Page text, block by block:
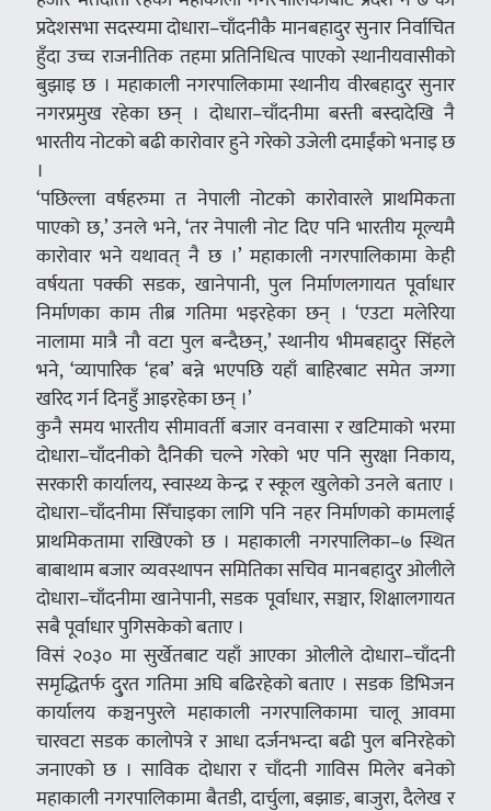
प्रदेशसभा सदस्यमा दोधारा–चाँदनीकै मानबहादुर सुनार निर्वाचित
हुँदा उच्च राजनीतिक तहमा प्रतिनिधित्व पाएको स्थानीयवासीको
बुझाइ छ । महाकाली नगरपालिकामा स्थानीय वीरबहादुर सुनार
नगरप्रमुख रहेका छन् । दोधारा–चाँदनीमा बस्ती बस्दादेखि नै
भारतीय नोटको बढी कारोवार हुने गरेको उजेली दमाईंको भनाइ छ
।
‘पछिल्ला वर्षहरुमा त नेपाली नोटको कारोवारले प्राथमिकता
पाएको छ,’ उनले भने, ‘तर नेपाली नोट दिए पनि भारतीय मूल्यमै
कारोवार भने यथावत् नै छ ।’ महाकाली नगरपालिकामा केही
वर्षयता पक्की सडक, खानेपानी, पुल निर्माणलगायत पूर्वाधार
निर्माणका काम तीब्र गतिमा भइरहेका छन् । ‘एउटा मलेरिया
नालामा मात्रै नौ वटा पुल बन्दैछन्,’ स्थानीय भीमबहादुर सिंहले
भने, ‘व्यापारिक ‘हब’ बन्ने भएपछि यहाँ बाहिरबाट समेत जग्गा
खरिद गर्न दिनहुँ आइरहेका छन् ।’
कुनै समय भारतीय सीमावर्ती बजार वनवासा र खटिमाको भरमा
दोधारा–चाँदनीको दैनिकी चल्ने गरेको भए पनि सुरक्षा निकाय,
सरकारी कार्यालय, स्वास्थ्य केन्द्र र स्कूल खुलेको उनले बताए ।
दोधारा–चाँदनीमा सिँचाइका लागि पनि नहर निर्माणको कामलाई
प्राथमिकतामा राखिएको छ । महाकाली नगरपालिका–७ स्थित
बाबाथाम बजार व्यवस्थापन समितिका सचिव मानबहादुर ओलीले
दोधारा–चाँदनीमा खानेपानी, सडक पूर्वाधार, सञ्चार, शिक्षालगायत
सबै पूर्वाधार पुगिसकेको बताए ।
विसं २०३० मा सुर्खेतबाट यहाँ आएका ओलीले दोधारा–चाँदनी
समृद्धितर्फ दु्रत गतिमा अघि बढिरहेको बताए । सडक डिभिजन
कार्यालय कञ्चनपुरले महाकाली नगरपालिकामा चालू आवमा
चारवटा सडक कालोपत्रे र आधा दर्जनभन्दा बढी पुल बनिरहेको
जनाएको छ । साविक दोधारा र चाँदनी गाविस मिलेर बनेको
महाकाली नगरपालिकामा बैतडी, दार्चुला, बझाङ, बाजुरा, दैलेख र